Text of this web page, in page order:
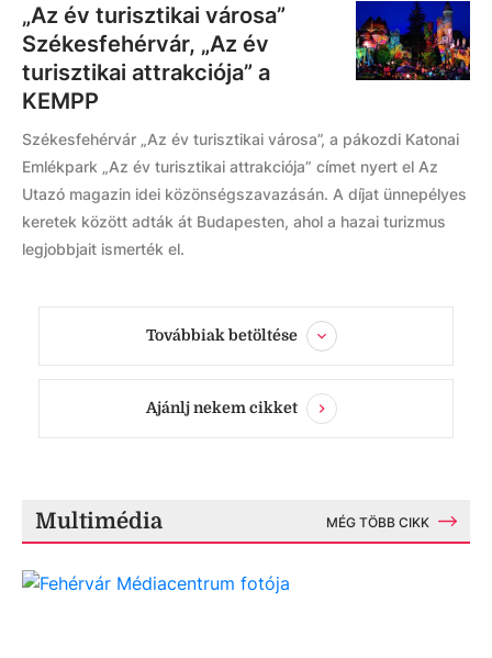
„Az év turisztikai városa”
Székesfehérvár, „Az év
turisztikai attrakciója” a
KEMPP
Székesfehérvár „Az év turisztikai városa”, a pákozdi Katonai
Emlékpark „Az év turisztikai attrakciója” címet nyert el Az
Utazó magazin idei közönségszavazásán. A díjat ünnepélyes
keretek között adták át Budapesten, ahol a hazai turizmus
legjobbjait ismerték el.
Továbbiak betöltése
Ajánlj nekem cikket
Multimédia MÉG TÖBB CIKK